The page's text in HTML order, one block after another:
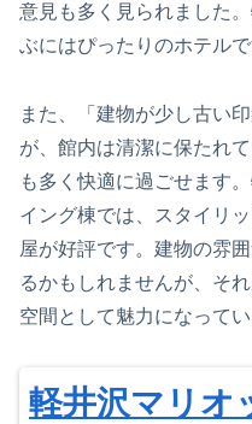
意見も多く見られました
ぶにはぴったりのホテルで
また、「建物が少し古い
が、館内は清潔に保たれ
も多く快適に過ごせます
イング棟では、スタイリ
屋が好評です。建物の雰
るかもしれませんが、そ
空間として魅力になってい
軽井沢マリオ